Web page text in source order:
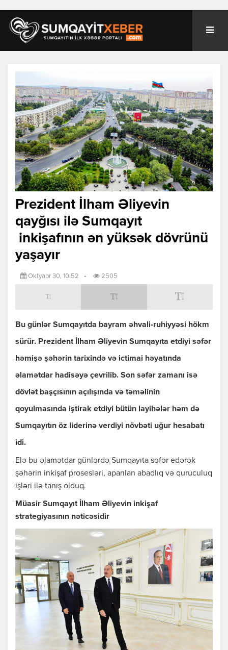
Prezident İlham Əliyevin
qayğısı ilə Sumqayıt
inkişafının ən yüksək dövrünü
yaşayır
Oktyabr 30, 10:52 • 2505
Bu günlər Sumqayıtda bayram əhvali-ruhiyyəsi hökm
sürür. Prezident İlham Əliyevin Sumqayıta etdiyi səfər
həmişə şəhərin tarixində və ictimai həyatında
əlamətdar hadisəyə çevrilib. Son səfər zamanı isə
dövlət başçısının açılışında və təməlinin
qoyulmasında iştirak etdiyi bütün layihələr həm də
Sumqayıtın öz liderinə verdiyi növbəti uğur hesabatı
idi.
Elə bu əlamətdar günlərdə Sumqayıta səfər edərək
şəhərin inkişaf prosesləri, aparılan abadlıq və quruculuq
işləri ilə tanış olduq.
Müasir Sumqayıt İlham Əliyevin inkişaf
strategiyasının nəticəsidir